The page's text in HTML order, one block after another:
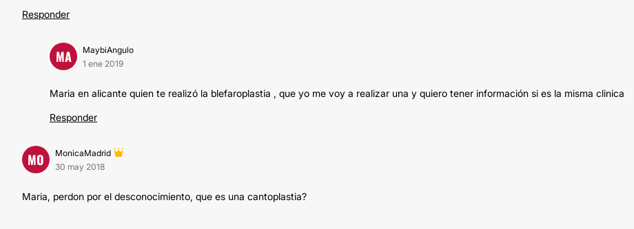
Responder
MA
MaybiAngulo
1 ene 2019
Maria en alicante quien te realizó la blefaroplastia , que yo me voy a realizar una y quiero tener información si es la misma clinica
Responder
MO
MonicaMadrid
30 may 2018
Maria, perdon por el desconocimiento, que es una cantoplastia?